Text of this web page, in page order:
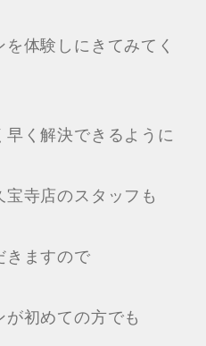
体験しにきてみてく
早く解決できるように
寺店のスタッフも
きますので
初めての方でも